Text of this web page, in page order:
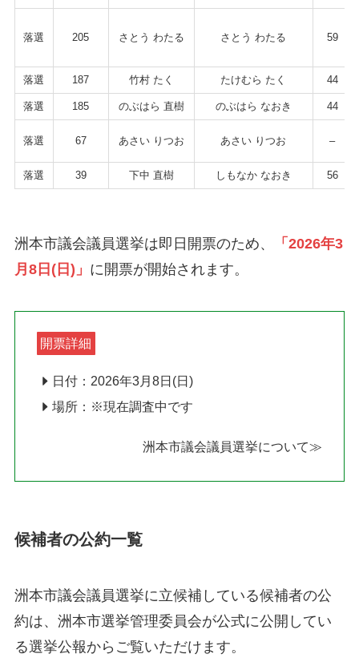
落選 205 さとう わたる さとう わたる 59
落選 187 竹村 たく たけむら たく 44
落選 185 のぶはら 直樹 のぶはら なおき 44
落選 67 あさい りつお あさい りつお –
落選 39 下中 直樹 しもなか なおき 56
洲本市議会議員選挙は即日開票のため、
「2026年3
月8日(日)」 に開票が開始されます。
開票詳細
日付：2026年3月8日(日)
場所：※現在調査中です
洲本市議会議員選挙について≫
候補者の公約一覧
洲本市議会議員選挙に立候補している候補者の公
約は、洲本市選挙管理委員会が公式に公開してい
る選挙公報からご覧いただけます。